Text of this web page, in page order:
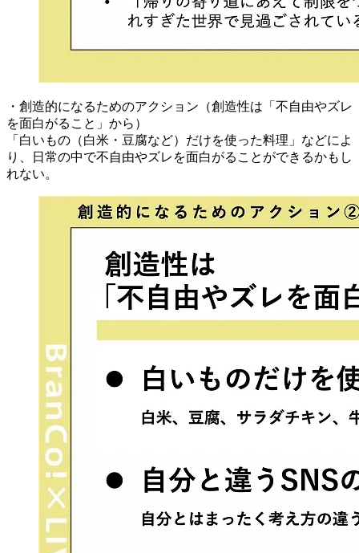
・創造的になるためのアクション（創造性は「不自由やズレ
を面白がること」から）
「白いもの（白米・豆腐など）だけを使った料理」などによ
り、日常の中で不自由やズレを面白がることができるかもし
れない。